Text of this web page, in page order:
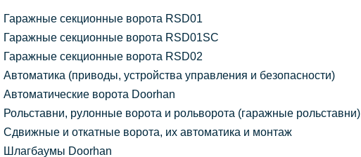
Гаражные секционные ворота RSD01
Гаражные секционные ворота RSD01SC
Гаражные секционные ворота RSD02
Автоматика (приводы, устройства управления и безопасности)
Автоматические ворота Doorhan
Рольставни, рулонные ворота и рольворота (гаражные рольставни)
Сдвижные и откатные ворота, их автоматика и монтаж
Шлагбаумы Doorhan